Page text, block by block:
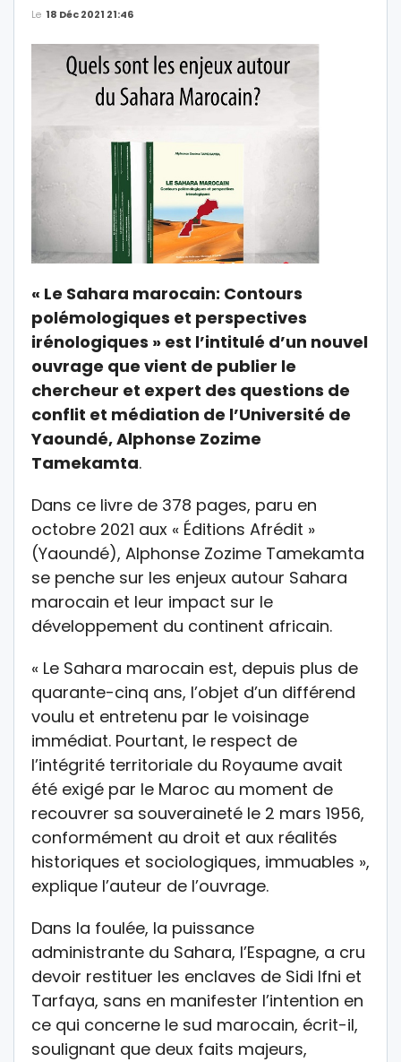
Le 18 Déc 2021 21:46
« Le Sahara marocain: Contours
polémologiques et perspectives
irénologiques » est l’intitulé d’un nouvel
ouvrage que vient de publier le
chercheur et expert des questions de
conflit et médiation de l’Université de
Yaoundé, Alphonse Zozime
Tamekamta.
Dans ce livre de 378 pages, paru en
octobre 2021 aux « Éditions Afrédit »
(Yaoundé), Alphonse Zozime Tamekamta
se penche sur les enjeux autour Sahara
marocain et leur impact sur le
développement du continent africain.
« Le Sahara marocain est, depuis plus de
quarante-cinq ans, l’objet d’un différend
voulu et entretenu par le voisinage
immédiat. Pourtant, le respect de
l’intégrité territoriale du Royaume avait
été exigé par le Maroc au moment de
recouvrer sa souveraineté le 2 mars 1956,
conformément au droit et aux réalités
historiques et sociologiques, immuables »,
explique l’auteur de l’ouvrage.
Dans la foulée, la puissance
administrante du Sahara, l’Espagne, a cru
devoir restituer les enclaves de Sidi Ifni et
Tarfaya, sans en manifester l’intention en
ce qui concerne le sud marocain, écrit-il,
soulignant que deux faits majeurs,